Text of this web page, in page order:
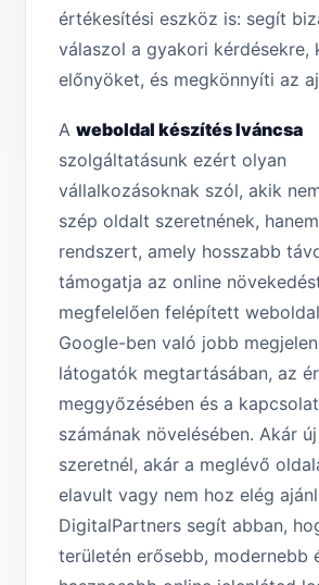
értékesítési eszköz is: segít
válaszol a gyakori kérdésekre,
előnyöket, és megkönnyíti az
A weboldal készítés Iváncsa
szolgáltatásunk ezért olyan
vállalkozásoknak szól, akik
szép oldalt szeretnének,
rendszert, amely hosszabb
támogatja az online
megfelelően felépített
Google-ben való jobb
látogatók megtartásában, az
meggyőzésében és a
számának növelésében. Akár
szeretnél, akár a meglévő
elavult vagy nem hoz elég
DigitalPartners segít abban,
területén erősebb, modernebb